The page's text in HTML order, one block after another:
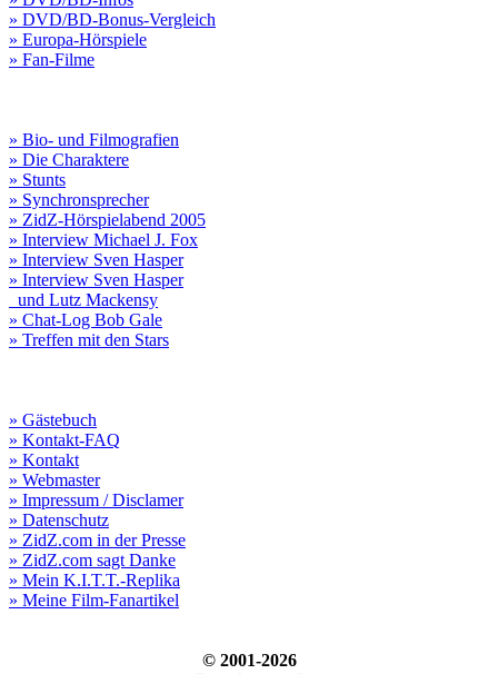
» DVD/BD-Bonus-Vergleich
» Europa-Hörspiele
» Fan-Filme
» Bio- und Filmografien
» Die Charaktere
» Stunts
» Synchronsprecher
» ZidZ-Hörspielabend 2005
» Interview Michael J. Fox
» Interview Sven Hasper
» Interview Sven Hasper
und Lutz Mackensy
» Chat-Log Bob Gale
» Treffen mit den Stars
» Gästebuch
» Kontakt-FAQ
» Kontakt
» Webmaster
» Impressum / Disclamer
» Datenschutz
» ZidZ.com in der Presse
» ZidZ.com sagt Danke
» Mein K.I.T.T.-Replika
» Meine Film-Fanartikel
© 2001-2026